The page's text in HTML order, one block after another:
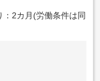
2カ月(労働条件は同